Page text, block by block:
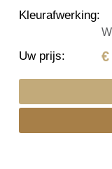
Kleurafwerking:
Uw prijs: